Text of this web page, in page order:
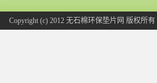
Copyright (c) 2012 无石棉环保垫片网 版权所有